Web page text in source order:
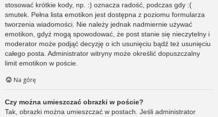
stosować krótkie kody, np. :) oznacza radość, podczas gdy :(
smutek. Pełna lista emotikon jest dostępna z poziomu formularza
tworzenia wiadomości. Nie należy jednak nadmiernie używać
emotikon, gdyż mogą spowodować, że post stanie się nieczytelny i
moderator może podjąć decyzję o ich usunięciu bądź też usunięciu
całego posta. Administrator witryny może określić dopuszczalny
limit emotikon w poście.
Na górę
Czy można umieszczać obrazki w poście?
Tak, obrazki można umieszczać w postach. Jeśli administrator